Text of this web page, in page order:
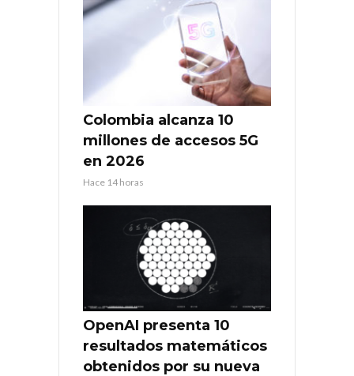
Colombia alcanza 10
millones de accesos 5G
en 2026
Hace 14 horas
OpenAI presenta 10
resultados matemáticos
obtenidos por su nueva